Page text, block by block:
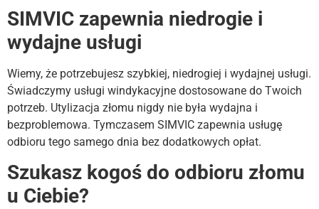
SIMVIC zapewnia niedrogie i
wydajne usługi
Wiemy, że potrzebujesz szybkiej, niedrogiej i wydajnej usługi.
Świadczymy usługi windykacyjne dostosowane do Twoich
potrzeb. Utylizacja złomu nigdy nie była wydajna i
bezproblemowa. Tymczasem SIMVIC zapewnia usługę
odbioru tego samego dnia bez dodatkowych opłat.
Szukasz kogoś do odbioru złomu
u Ciebie?